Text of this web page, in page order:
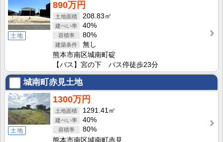
土地
890万円
208.83㎡
40%
80%
無し
熊本市南区城南町碇
【バス】宮の下 バス停徒歩23分
城南町赤見土地
土地
1300万円
1291.41㎡
40%
80%
熊本市南区城南町赤見